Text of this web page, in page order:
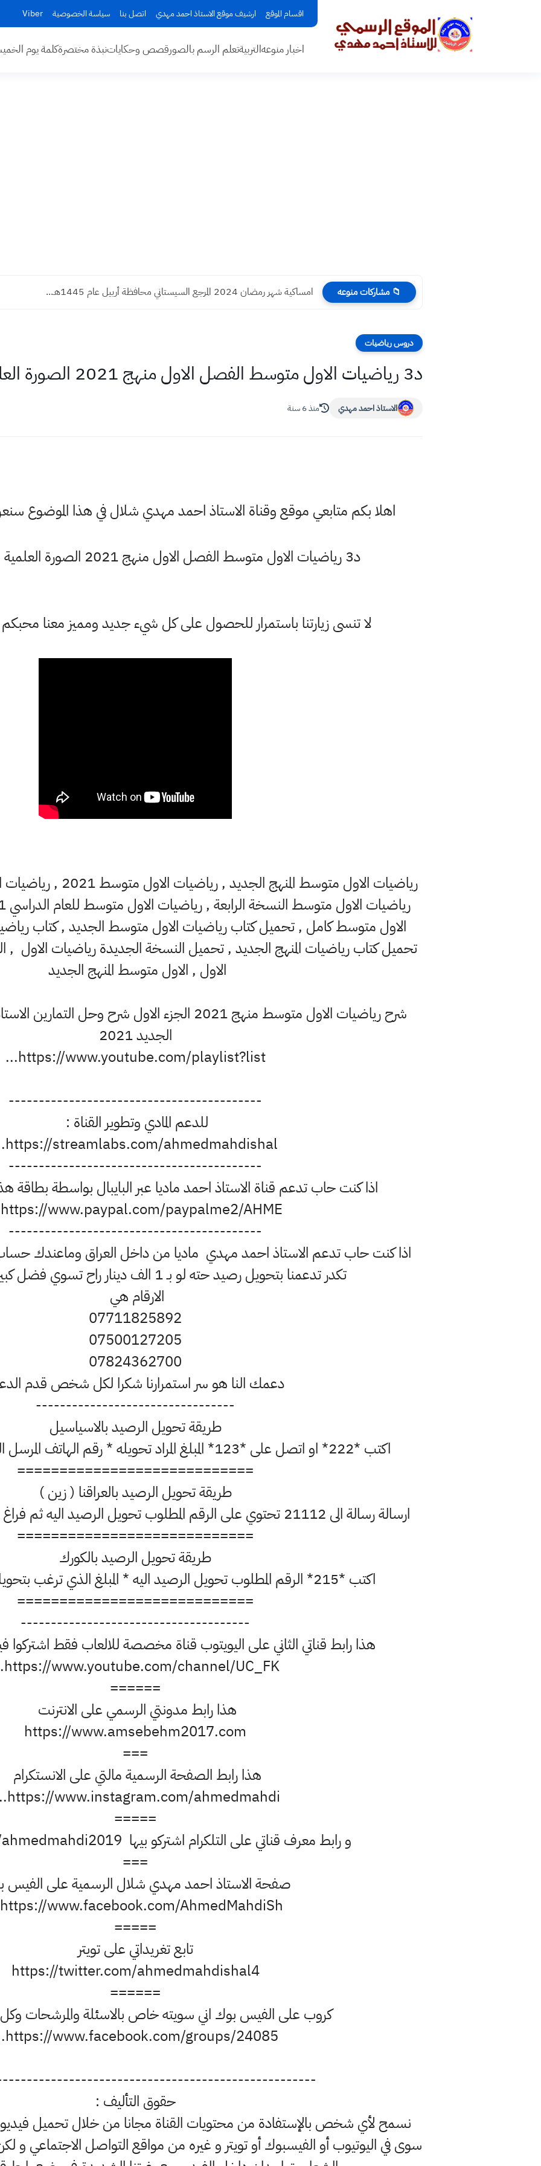
اقسام الموقع ارشيف موقع الاستاذ احمد مهدي اتصل بنا سياسة الخصوصية Viber
اخبار منوعهالتربيةتعلم الرسم بالصورقصص وحكاياتنبذة مختصرةكلمة يوم
📁 مشاركات منوعه امساكية شهر رمضان 2024 المرجع السيستاني محافظة أربيل عام 1445هـ...
دروس رياضيات
د3 رياضيات الاول متوسط الفصل الاول منهج 2021 الصورة العلمية ص 9 الجزء الاول
الاستاذ احمد مهدي منذ 6 سنة
اهلا بكم متابعي موقع وقناة الاستاذ احمد مهدي شلال في هذا
د3 رياضيات الاول متوسط الفصل الاول منهج 2021 الصورة العلمية ص 9 الجزء الاول
لا تنسى زيارتنا باستمرار للحصول على كل شيء جديد ومميز معنا
رياضيات الاول متوسط
الاول , الاول متوسط المنهج الجديد
شرح رياضيات الاول متوسط منهج 2021 الجزء الاول شرح
الجديد 2021
https://www.youtube.com/playlist?list...
------------------------------------------
للدعم المادي وتطوير القناة :
https://streamlabs.com/ahmedmahdishal...
------------------------------------------
اذا كنت حاب تدعم قناة الاستاذ احمد ماديا عبر البايبال بواسطة بطاقة
https://www.paypal.com/paypalme2/AHME...
------------------------------------------
اذا كنت حاب تدعم الاستاذ احمد مهدي ماديا من داخل العراق وماعندك
تكدر تدعمنا بتحويل رصيد حته لو بـ 1 الف دينار راح تسوي فضل كبير بتطوير القناة
الارقام هي
07711825892
07500127205
07824362700
دعمك النا هو سر استمرارنا شكرا لكل شخص قدم
---------------------------------
طريقة تحويل الرصيد بالاسياسيل
اكتب *222* او اتصل على *123* المبلغ المراد تحويله * رقم الهاتف المرسل اليه الرصيد # ثم اتصال
============================
طريقة تحويل الرصيد بالعراقنا ( زين )
ارسالة رسالة الى 21112 تحتوي على الرقم المطلوب تحويل الرصيد اليه ثم فراغ المبلغ المراد تحويله ثم ارسال
============================
طريقة تحويل الرصيد بالكورك
اكتب *215* الرقم المطلوب تحويل الرصيد اليه * المبلغ الذي ترغب بتحويله # اتصال ثم تاكيد
============================
--------------------------------------
هذا رابط قناتي الثاني على اليويتوب قناة مخصصة للالعاب فقط
https://www.youtube.com/channel/UC_FK...
======
هذا رابط مدونتي الرسمي على الانترنت
https://www.amsebehm2017.com
===
هذا رابط الصفحة الرسمية مالتي على الانستكرام
https://www.instagram.com/ahmedmahdi....
=====
و رابط معرف قناتي على التلكرام اشتركو بيها https://t.me/ahmedmahdi2019
===
صفحة الاستاذ احمد مهدي شلال الرسمية على
https://www.facebook.com/AhmedMahdiSh...
=====
تابع تغريداتي على تويتر
https://twitter.com/ahmedmahdishal4
======
كروب على الفيس بوك اني سويته خاص بالاسئلة والمرشحات
https://www.facebook.com/groups/24085...
حقوق التأليف :
نسمح لأي شخص بالإستفادة من محتويات القناة مجانا من خلال تحميل
سوى في اليوتيوب أو الفيسبوك أو تويتر و غيره من مواقع التواصل الاجتماعي و